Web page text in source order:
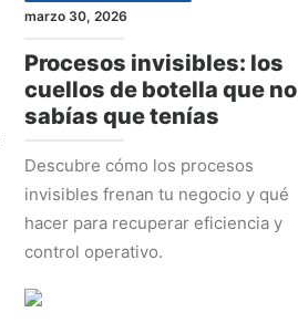
marzo 30, 2026
Procesos invisibles: los
cuellos de botella que no
sabías que tenías
Descubre cómo los procesos
invisibles frenan tu negocio y qué
hacer para recuperar eficiencia y
control operativo.